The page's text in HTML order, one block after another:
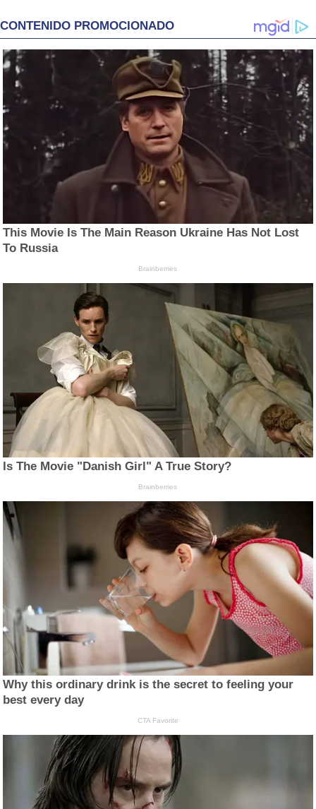
CONTENIDO PROMOCIONADO
This Movie Is The Main Reason Ukraine Has Not Lost
To Russia
Brainberries
Is The Movie "Danish Girl" A True Story?
Brainberries
Why this ordinary drink is the secret to feeling your
best every day
CTA Favorite